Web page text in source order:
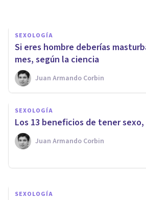
SEXOLOGÍA
​Si eres hombre deberías
mes, según la ciencia
Juan Armando Corbin
SEXOLOGÍA
Los 13 beneficios de tener
Juan Armando Corbin
PAREJA
Desconfianza en la
pareja: 11 maneras
nos daña
SEXOLOGÍA